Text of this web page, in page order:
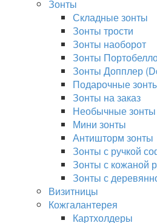
Зонты
Складные зонты
Зонты трости
Зонты наоборот
Зонты
Зонты Допплер
Подарочные
Зонты на заказ
Необычные зонты
Мини зонты
Антишторм зонты
Зонты с ручкой
Зонты с кожаной
Зонты с
Визитницы
Кожгалантерея
Картхолдеры